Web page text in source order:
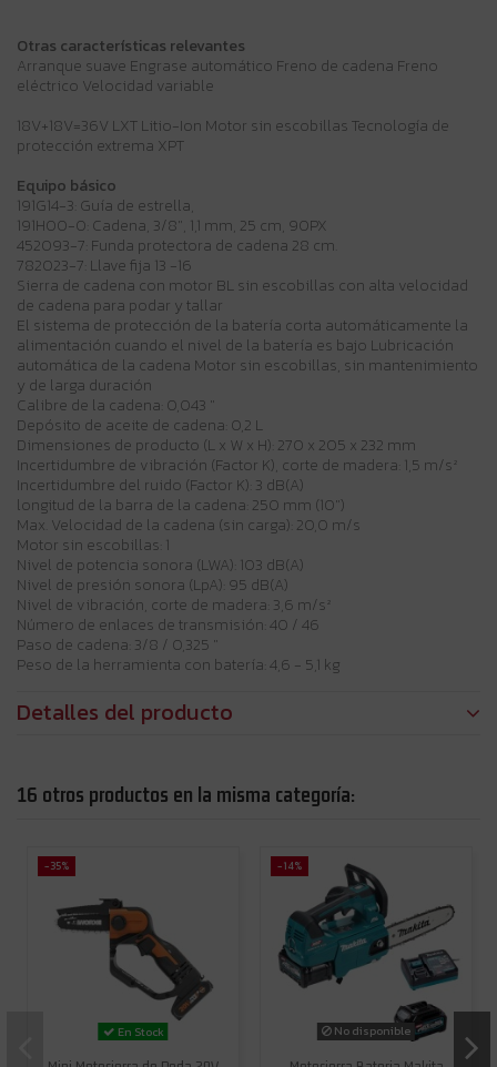
Otras características relevantes
Arranque suave Engrase automático Freno de cadena Freno
eléctrico Velocidad variable
18V+18V=36V LXT Litio-Ion Motor sin escobillas Tecnología de
protección extrema XPT
Equipo básico
191G14-3: Guía de estrella,
191H00-0: Cadena, 3/8", 1,1 mm, 25 cm, 90PX
452093-7: Funda protectora de cadena 28 cm.
782023-7: Llave fija 13 -16
Sierra de cadena con motor BL sin escobillas con alta velocidad
de cadena para podar y tallar
El sistema de protección de la batería corta automáticamente la
alimentación cuando el nivel de la batería es bajo Lubricación
automática de la cadena Motor sin escobillas, sin mantenimiento
y de larga duración
Calibre de la cadena: 0,043 "
Depósito de aceite de cadena: 0,2 L
Dimensiones de producto (L x W x H): 270 x 205 x 232 mm
Incertidumbre de vibración (Factor K), corte de madera: 1,5 m/s²
Incertidumbre del ruido (Factor K): 3 dB(A)
longitud de la barra de la cadena: 250 mm (10")
Max. Velocidad de la cadena (sin carga): 20,0 m/s
Motor sin escobillas: 1
Nivel de potencia sonora (LWA): 103 dB(A)
Nivel de presión sonora (LpA): 95 dB(A)
Nivel de vibración, corte de madera: 3,6 m/s²
Número de enlaces de transmisión: 40 / 46
Paso de cadena: 3/8 / 0,325 "
Peso de la herramienta con batería: 4,6 - 5,1 kg
Detalles del producto
16 otros productos en la misma categoría:
-35%
En Stock
-14%
No disponible